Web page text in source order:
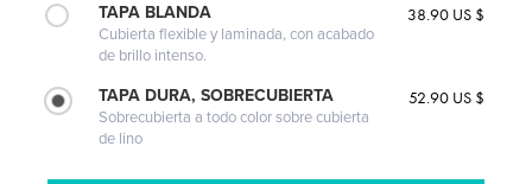
TAPA BLANDA
Cubierta flexible y laminada, con acabado
de brillo intenso.
38.90 US $
TAPA DURA, SOBRECUBIERTA
Sobrecubierta a todo color sobre cubierta
de lino
52.90 US $